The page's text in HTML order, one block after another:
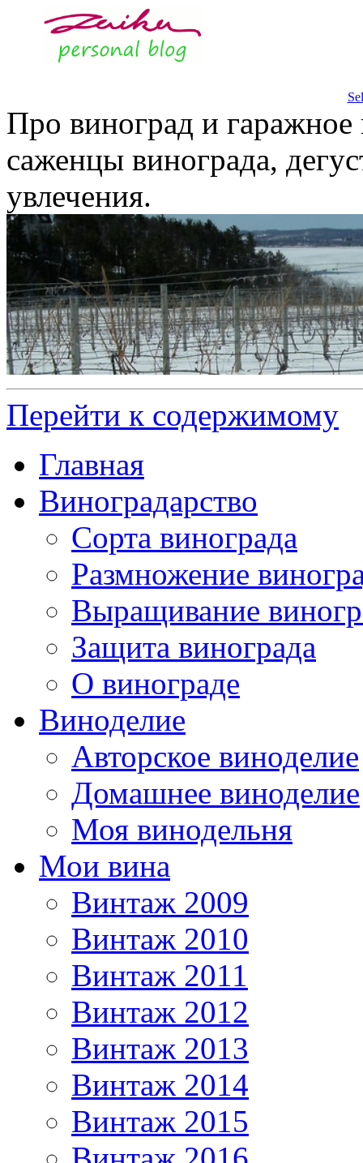
Про виноград и
саженцы винограда,
увлечения.
Перейти к содержимому
Главная
Виноградарство
Сорта винограда
Размножение
Выращивание
Защита винограда
О винограде
Виноделие
Авторское виноделие
Домашнее виноделие
Моя винодельня
Мои вина
Винтаж 2009
Винтаж 2010
Винтаж 2011
Винтаж 2012
Винтаж 2013
Винтаж 2014
Винтаж 2015